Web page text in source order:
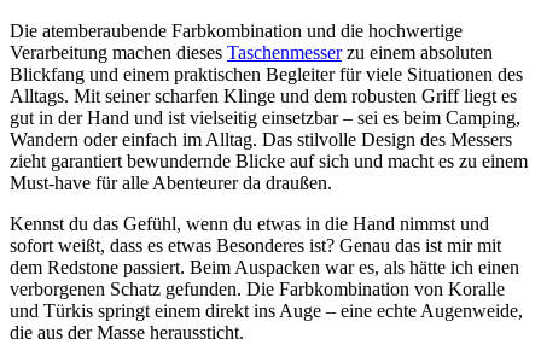
Die atemberaubende Farbkombination und die hochwertige
Verarbeitung machen dieses Taschenmesserzu einem absoluten
Blickfang und einem praktischen Begleiter für viele Situationen des
Alltags. Mit seiner scharfen Klinge und dem robusten Griff liegt es
gut in der Hand und ist vielseitig einsetzbar – sei es beim Camping,
Wandern oder einfach im Alltag. Das stilvolle Design des Messers
zieht garantiert bewundernde Blicke auf sich und macht es zu einem
Must-have für alle Abenteurer da draußen.
Kennst du das Gefühl, wenn du etwas in die Hand nimmst und
sofort weißt, dass es etwas Besonderes ist? Genau das ist mir mit
dem Redstone passiert. Beim Auspacken war es, als hätte ich einen
verborgenen Schatz gefunden. Die Farbkombination von Koralle
und Türkis springt einem direkt ins Auge – eine echte Augenweide,
die aus der Masse heraussticht.